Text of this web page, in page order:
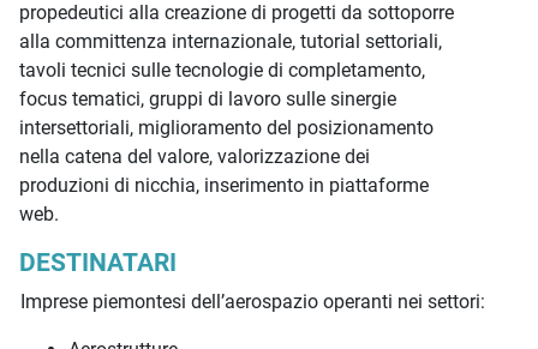
propedeutici alla creazione di progetti da sottoporre
alla committenza internazionale, tutorial settoriali,
tavoli tecnici sulle tecnologie di completamento,
focus tematici, gruppi di lavoro sulle sinergie
intersettoriali, miglioramento del posizionamento
nella catena del valore, valorizzazione dei
produzioni di nicchia, inserimento in piattaforme
web.
DESTINATARI
Imprese piemontesi dell’aerospazio operanti nei settori: